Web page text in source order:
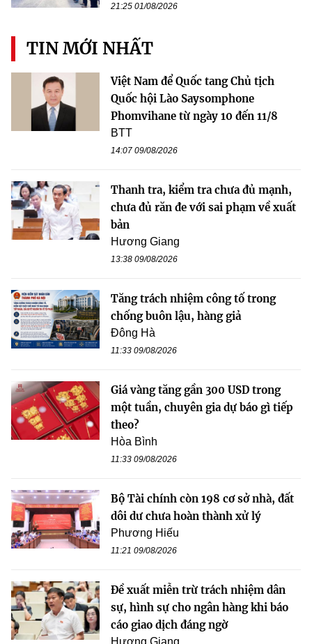
21:25 01/08/2026
TIN MỚI NHẤT
Việt Nam để Quốc tang Chủ tịch
Quốc hội Lào Saysomphone
Phomvihane từ ngày 10 đến 11/8
BTT
14:07 09/08/2026
Thanh tra, kiểm tra chưa đủ mạnh,
chưa đủ răn đe với sai phạm về xuất
bản
Hương Giang
13:38 09/08/2026
Tăng trách nhiệm công tố trong
chống buôn lậu, hàng giả
Đông Hà
11:33 09/08/2026
Giá vàng tăng gần 300 USD trong
một tuần, chuyên gia dự báo gì tiếp
theo?
Hòa Bình
11:33 09/08/2026
Bộ Tài chính còn 198 cơ sở nhà, đất
dôi dư chưa hoàn thành xử lý
Phương Hiếu
11:21 09/08/2026
Đề xuất miễn trừ trách nhiệm dân
sự, hình sự cho ngân hàng khi báo
cáo giao dịch đáng ngờ
Hương Giang